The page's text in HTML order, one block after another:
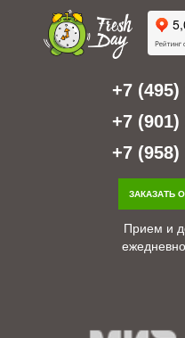
+7 (495)
+7 (901)
+7 (958)
ЗАКАЗАТЬ
Прием и